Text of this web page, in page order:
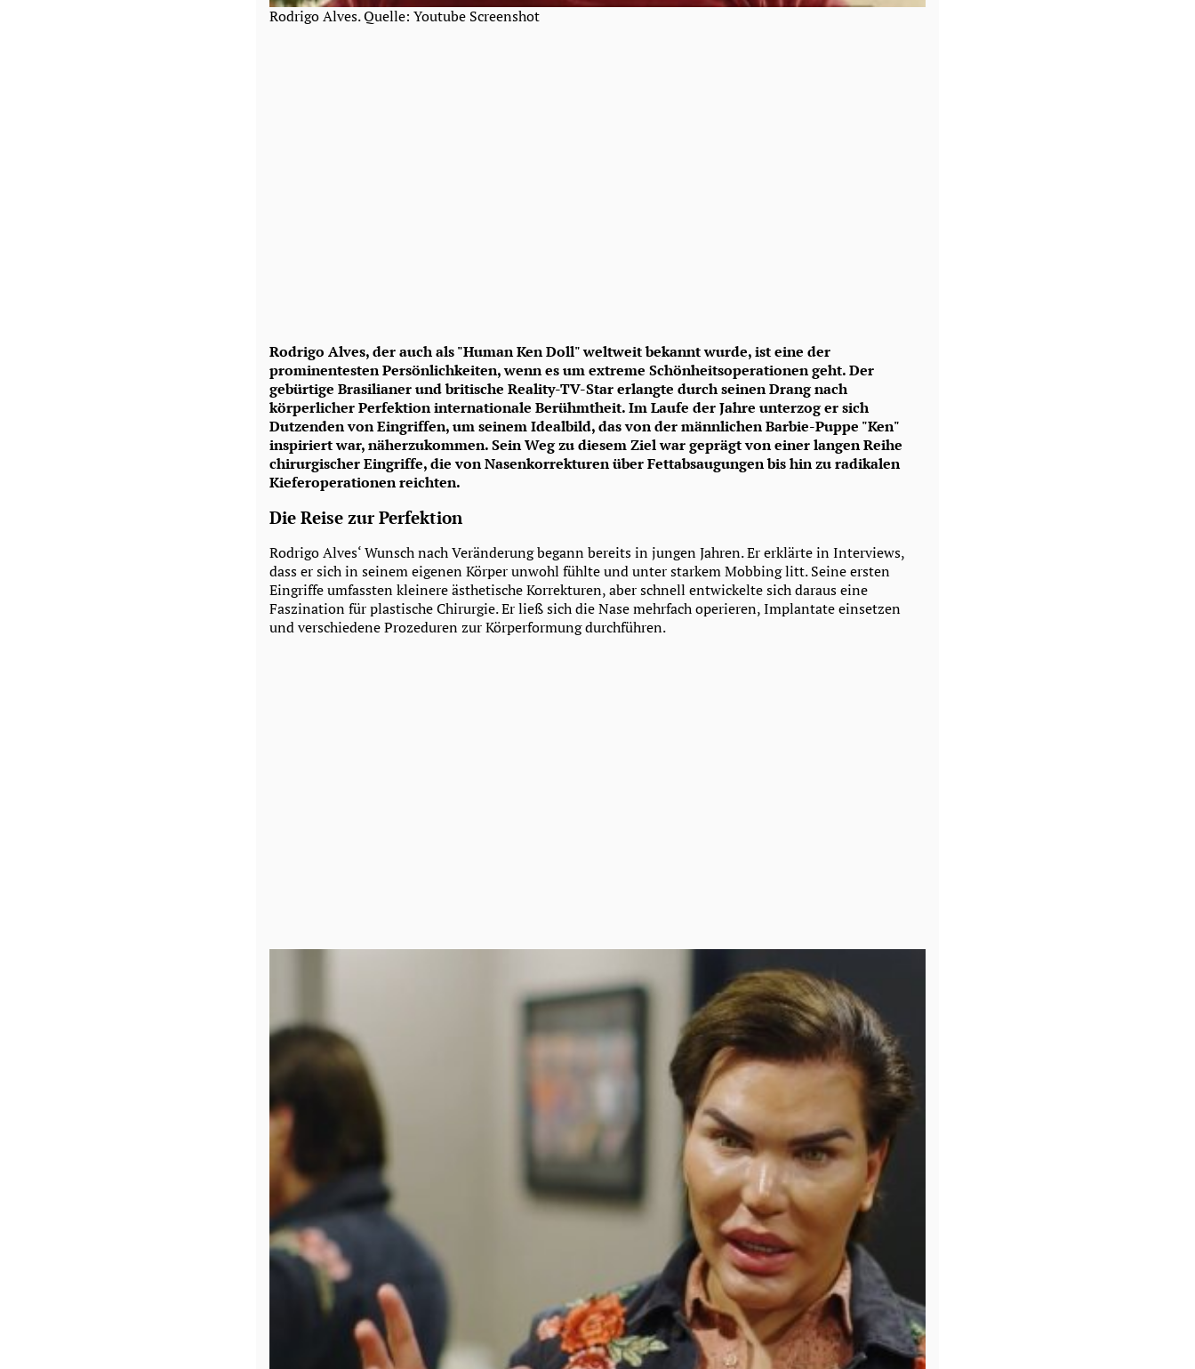
Rodrigo Alves. Quelle: Youtube Screenshot
Rodrigo Alves, der auch als "Human Ken Doll" weltweit bekannt wurde, ist eine der
prominentesten Persönlichkeiten, wenn es um extreme Schönheitsoperationen geht. Der
gebürtige Brasilianer und britische Reality-TV-Star erlangte durch seinen Drang nach
körperlicher Perfektion internationale Berühmtheit. Im Laufe der Jahre unterzog er sich
Dutzenden von Eingriffen, um seinem Idealbild, das von der männlichen Barbie-Puppe "Ken"
inspiriert war, näherzukommen. Sein Weg zu diesem Ziel war geprägt von einer langen Reihe
chirurgischer Eingriffe, die von Nasenkorrekturen über Fettabsaugungen bis hin zu radikalen
Kieferoperationen reichten.
Die Reise zur Perfektion
Rodrigo Alves‘ Wunsch nach Veränderung begann bereits in jungen Jahren. Er erklärte in Interviews,
dass er sich in seinem eigenen Körper unwohl fühlte und unter starkem Mobbing litt. Seine ersten
Eingriffe umfassten kleinere ästhetische Korrekturen, aber schnell entwickelte sich daraus eine
Faszination für plastische Chirurgie. Er ließ sich die Nase mehrfach operieren, Implantate einsetzen
und verschiedene Prozeduren zur Körperformung durchführen.